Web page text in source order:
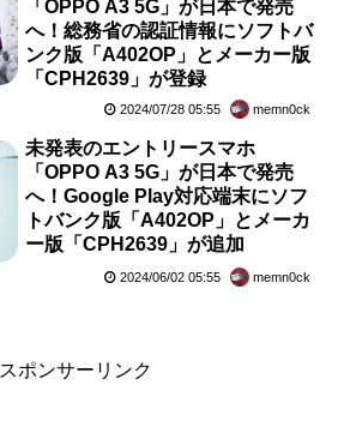
「OPPO A3 5G」が日本で発売
へ！総務省の認証情報にソフトバ
ンク版「A402OP」とメーカー版
「CPH2639」が登録
2024/07/28 05:55 memn0ck
未発表のエントリースマホ
「OPPO A3 5G」が日本で発売
へ！Google Play対応端末にソフ
トバンク版「A402OP」とメーカ
ー版「CPH2639」が追加
2024/06/02 05:55 memn0ck
スポンサーリンク